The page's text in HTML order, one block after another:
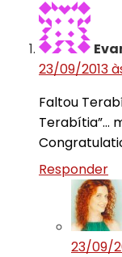
23/09/2013
Faltou
Terabítia”…
Responder
23/09/